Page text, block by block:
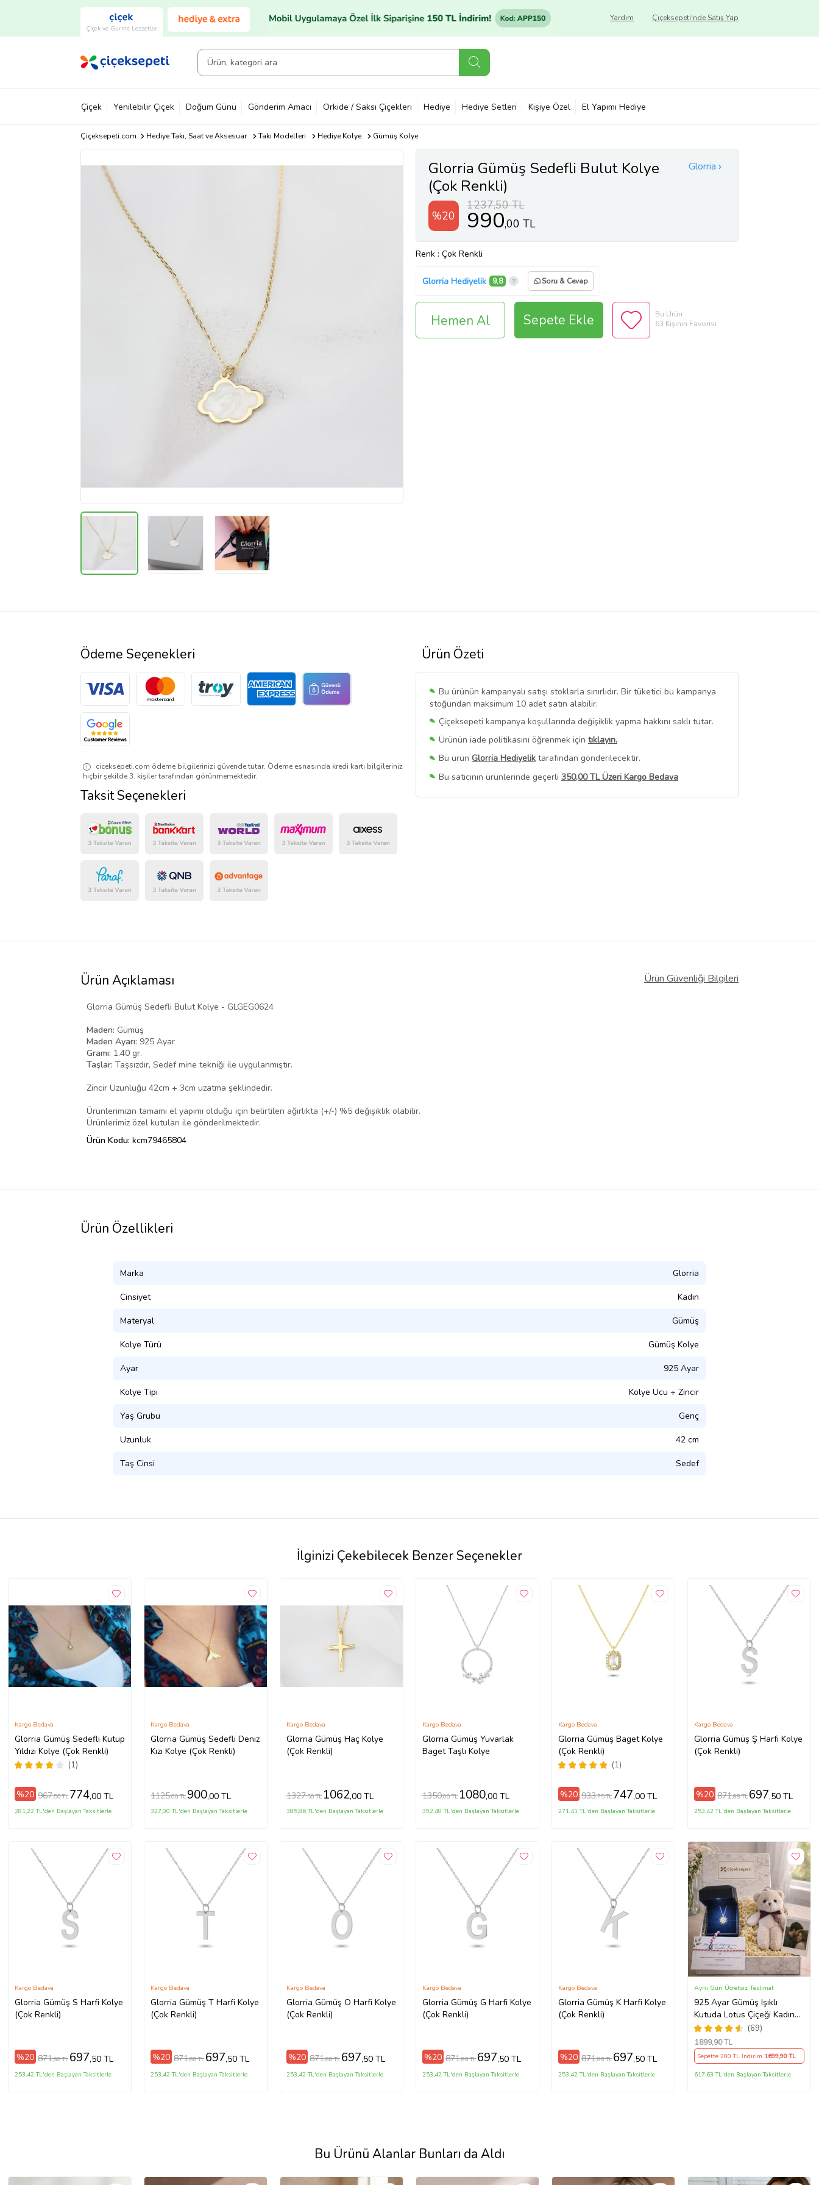
Çiçek ve Gurme Lezzetler
Çiçeksepeti'nde Satış Yap
Yardım
Çiçek Yenilebilir Çiçek Doğum Günü Gönderim Amacı Orkide / Saksı Çiçekleri Hediye Hediye Setleri Kişiye Özel El Yapımı Hediye
Çiçeksepeti.com Hediye Takı, Saat ve Aksesuar Takı Modelleri Hediye Kolye Gümüş Kolye
Glorria
Glorria Gümüş Sedefli Bulut Kolye
(Çok Renkli)
%20
1237,50 TL
990,00 TL
Renk : Çok Renkli
Glorria Hediyelik 9,8 Soru & Cevap
Hemen Al Sepete Ekle
Bu Ürün
63 Kişinin Favorisi
Ürün Özeti
Bu ürünün kampanyalı satışı stoklarla sınırlıdır. Bir tüketici bu kampanya
stoğundan maksimum 10 adet satın alabilir.
Çiçeksepeti kampanya koşullarında değişiklik yapma hakkını saklı tutar.
Ürünün iade politikasını öğrenmek için tıklayın.
Bu ürün Glorria Hediyelik tarafından gönderilecektir.
Bu satıcının ürünlerinde geçerli 350,00 TL Üzeri Kargo Bedava
Bu SatıcınınTüm Ürünlerini Görüntüle
Ödeme Seçenekleri
ciceksepeti.com ödeme bilgilerinizi güvende tutar. Ödeme esnasında kredi kartı bilgileriniz
hiçbir şekilde 3. kişiler tarafından görünmemektedir.
Taksit Seçenekleri
Ürün Açıklaması Ürün Güvenliği Bilgileri
Glorria Gümüş Sedefli Bulut Kolye - GLGEG0624
Maden: Gümüş
Maden Ayarı: 925 Ayar
Gramı: 1.40 gr.
Taşlar: Taşsızdır, Sedef mine tekniği ile uygulanmıştır.
Zincir Uzunluğu 42cm + 3cm uzatma şeklindedir.
Ürünlerimizin tamamı el yapımı olduğu için belirtilen ağırlıkta (+/-) %5 değişiklik olabilir.
Ürünlerimiz özel kutuları ile gönderilmektedir.
Ürün Kodu: kcm79465804
Ürün Özellikleri
Marka Glorria
Cinsiyet Kadın
Materyal Gümüş
Kolye Türü Gümüş Kolye
Ayar 925 Ayar
Kolye Tipi Kolye Ucu + Zincir
Yaş Grubu Genç
Uzunluk 42 cm
Taş Cinsi Sedef
İlginizi Çekebilecek Benzer Seçenekler
Glorria Gümüş Sedefli Kutup
Yıldızı Kolye (Çok Renkli)
(1)
Kargo Bedava
%20 967,50 TL 774,00 TL
281,22 TL'den Başlayan Taksitlerle
Glorria Gümüş Sedefli Deniz
Kızı Kolye (Çok Renkli)
Kargo Bedava
1125,00 TL 900,00 TL
327,00 TL'den Başlayan Taksitlerle
Glorria Gümüş Haç Kolye
(Çok Renkli)
Kargo Bedava
1327,50 TL 1062,00 TL
385,86 TL'den Başlayan Taksitlerle
Glorria Gümüş Yuvarlak
Baget Taşlı Kolye
Kargo Bedava
1350,00 TL 1080,00 TL
392,40 TL'den Başlayan Taksitlerle
Glorria Gümüş Baget Kolye
(Çok Renkli)
(1)
Kargo Bedava
%20 933,75 TL 747,00 TL
271,41 TL'den Başlayan Taksitlerle
Glorria Gümüş Ş Harfi Kolye
(Çok Renkli)
Kargo Bedava
%20 871,88 TL 697,50 TL
253,42 TL'den Başlayan Taksitlerle
Glorria Gümüş S Harfi Kolye
(Çok Renkli)
Kargo Bedava
%20 871,88 TL 697,50 TL
253,42 TL'den Başlayan Taksitlerle
Glorria Gümüş T Harfi Kolye
(Çok Renkli)
Kargo Bedava
%20 871,88 TL 697,50 TL
253,42 TL'den Başlayan Taksitlerle
Glorria Gümüş O Harfi Kolye
(Çok Renkli)
Kargo Bedava
%20 871,88 TL 697,50 TL
253,42 TL'den Başlayan Taksitlerle
Glorria Gümüş G Harfi Kolye
(Çok Renkli)
Kargo Bedava
%20 871,88 TL 697,50 TL
253,42 TL'den Başlayan Taksitlerle
Glorria Gümüş K Harfi Kolye
(Çok Renkli)
Kargo Bedava
%20 871,88 TL 697,50 TL
253,42 TL'den Başlayan Taksitlerle
925 Ayar Gümüş Işıklı
Kutuda Lotus Çiçeği Kadın
Kolye , Peluş Ayıcık
Anahtarlık Marteniçka
Bileklik, Polaroid Fotoğraf
Hediye
(69)
Aynı Gün Ücretsiz Teslimat
1899,90 TL
Sepette 200 TL İndirim 1699,90 TL
617,63 TL'den Başlayan Taksitlerle
Bu Ürünü Alanlar Bunları da Aldı